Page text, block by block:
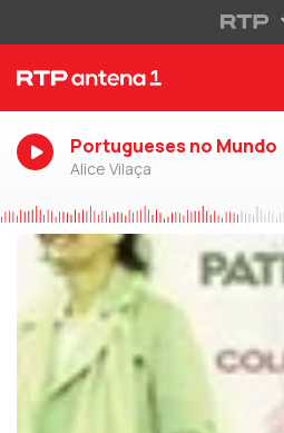
Portugueses no Mundo
Alice Vilaça